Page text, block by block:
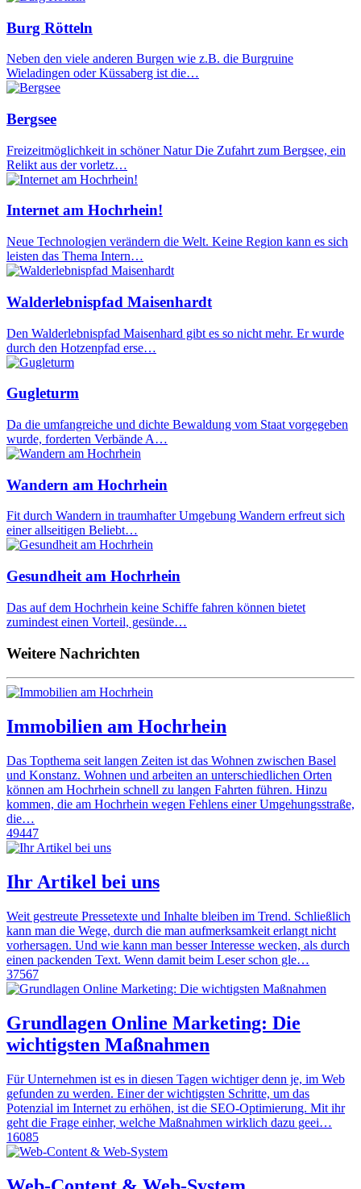
Burg Rötteln
Neben den viele anderen Burgen wie z.B. die Burgruine
Wieladingen oder Küssaberg ist die…
Bergsee
Freizeitmöglichkeit in schöner Natur Die Zufahrt zum Bergsee, ein
Relikt aus der vorletz…
Internet am Hochrhein!
Neue Technologien verändern die Welt. Keine Region kann es sich
leisten das Thema Intern…
Walderlebnispfad Maisenhardt
Den Walderlebnispfad Maisenhard gibt es so nicht mehr. Er wurde
durch den Hotzenpfad erse…
Gugleturm
Da die umfangreiche und dichte Bewaldung vom Staat vorgegeben
wurde, forderten Verbände A…
Wandern am Hochrhein
Fit durch Wandern in traumhafter Umgebung Wandern erfreut sich
einer allseitigen Beliebt…
Gesundheit am Hochrhein
Das auf dem Hochrhein keine Schiffe fahren können bietet
zumindest einen Vorteil, gesünde…
Weitere Nachrichten
Immobilien am Hochrhein
Das Topthema seit langen Zeiten ist das Wohnen zwischen Basel
und Konstanz. Wohnen und arbeiten an unterschiedlichen Orten
können am Hochrhein schnell zu langen Fahrten führen. Hinzu
kommen, die am Hochrhein wegen Fehlens einer Umgehungsstraße,
die…
49447
Ihr Artikel bei uns
Weit gestreute Pressetexte und Inhalte bleiben im Trend. Schließlich
kann man die Wege, durch die man aufmerksamkeit erlangt nicht
vorhersagen. Und wie kann man besser Interesse wecken, als durch
einen packenden Text. Wenn damit beim Leser schon gle…
37567
Grundlagen Online Marketing: Die
wichtigsten Maßnahmen
Für Unternehmen ist es in diesen Tagen wichtiger denn je, im Web
gefunden zu werden. Einer der wichtigsten Schritte, um das
Potenzial im Internet zu erhöhen, ist die SEO-Optimierung. Mit ihr
geht die Frage einher, welche Maßnahmen wirklich dazu geei…
16085